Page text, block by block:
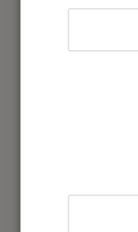
Заявка
Анализ